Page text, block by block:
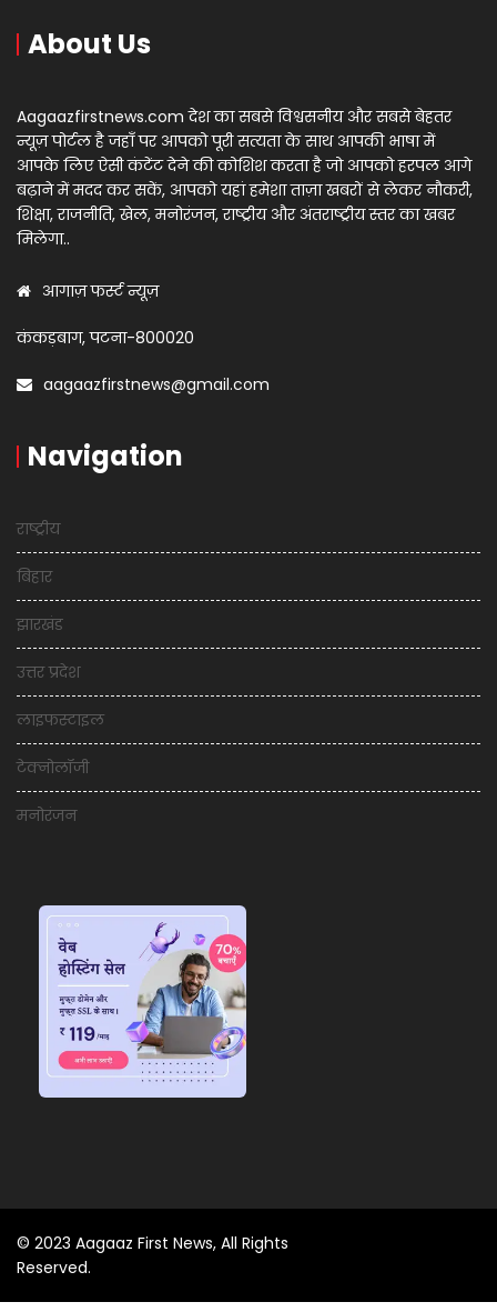
About Us
Aagaazfirstnews.com देश का सबसे विश्वसनीय और सबसे बेहतर
न्यूज़ पोर्टल है जहाँ पर आपको पूरी सत्यता के साथ आपकी भाषा में
आपके लिए ऐसी कंटेंट देने की कोशिश करता है जो आपको हरपल आगे
बढ़ाने में मदद कर सकें, आपको यहां हमेशा ताज़ा खबरों से लेकर नौकरी,
शिक्षा, राजनीति, खेल, मनोरंजन, राष्ट्रीय और अंतराष्ट्रीय स्तर का खबर
मिलेगा..
आगाज़ फर्स्ट न्यूज़
कंकड़बाग, पटना-800020
aagaazfirstnews@gmail.com
Navigation
राष्ट्रीय
बिहार
झारखंड
उत्तर प्रदेश
लाइफस्टाइल
टेक्नोलॉजी
मनोरंजन
© 2023 Aagaaz First News, All Rights
Reserved.